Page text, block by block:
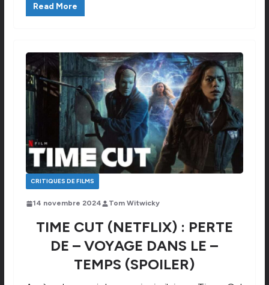
Read More
CRITIQUES DE FILMS
14 novembre 2024 Tom Witwicky
TIME CUT (NETFLIX) : PERTE
DE – VOYAGE DANS LE –
TEMPS (SPOILER)